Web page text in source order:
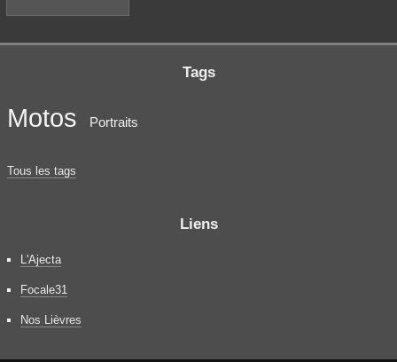
Tags
Motos Portraits
Tous les tags
Liens
L'Ajecta
Focale31
Nos Lièvres